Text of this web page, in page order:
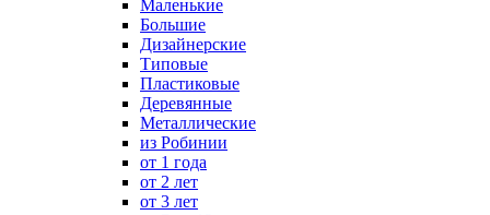
Маленькие
Большие
Дизайнерские
Типовые
Пластиковые
Деревянные
Металлические
из Робинии
от 1 года
от 2 лет
от 3 лет